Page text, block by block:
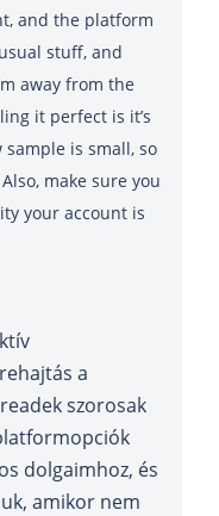
and the platform
stuff, and
away from the
it perfect is it’s
is small, so
make sure you
your account is
a
szorosak
dolgaimhoz, és
amikor nem